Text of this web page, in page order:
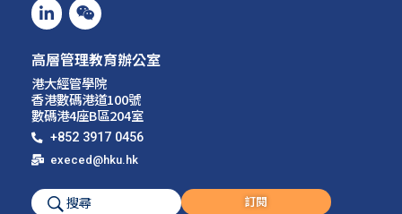
高層管理教育辦公室
港大經管學院
香港數碼港道100號
數碼港4座B區204室
+852 3917 0456
execed@hku.hk
搜尋 訂閱